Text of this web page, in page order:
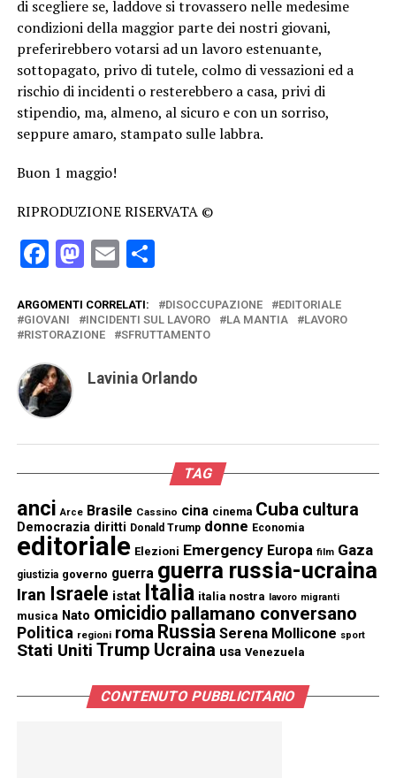
di scegliere se, laddove si trovassero nelle medesime
condizioni della maggior parte dei nostri giovani,
preferirebbero votarsi ad un lavoro estenuante,
sottopagato, privo di tutele, colmo di vessazioni ed a
rischio di incidenti o resterebbero a casa, privi di
stipendio, ma, almeno, al sicuro e con un sorriso,
seppure amaro, stampato sulle labbra.
Buon 1 maggio!
RIPRODUZIONE RISERVATA ©
Facebook
Mastodon
EmailCondividi
ARGOMENTI CORRELATI: DISOCCUPAZIONE
EDITORIALE
GIOVANI
INCIDENTI SUL LAVORO LA MANTIA
LAVORO
RISTORAZIONE
SFRUTTAMENTO
Lavinia Orlando
TAG
anci Arce Brasile Cassino cina cinema Cuba cultura
Democrazia diritti Donald Trump donne Economia
editoriale Elezioni Emergency Europa film Gaza
giustizia governo guerra guerra russia-ucraina
Iran Israele istat Italia italia nostra lavoro migranti
musica Nato omicidio pallamano conversano
Politica regioni roma Russia Serena Mollicone sport
Stati Uniti Trump Ucraina usa Venezuela
CONTENUTO PUBBLICITARIO